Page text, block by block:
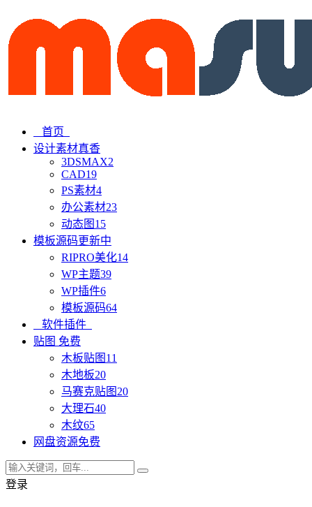
首页
设计素材真香
3DSMAX2
CAD19
PS素材4
办公素材23
动态图 15
模板源码更新中
RIPRO美化14
WP主题39
WP插件6
模板源码64
软件插件
贴图 免费
木板贴图 11
木地板20
马赛克贴图 20
大理石40
木纹65
网盘资源免费
登录